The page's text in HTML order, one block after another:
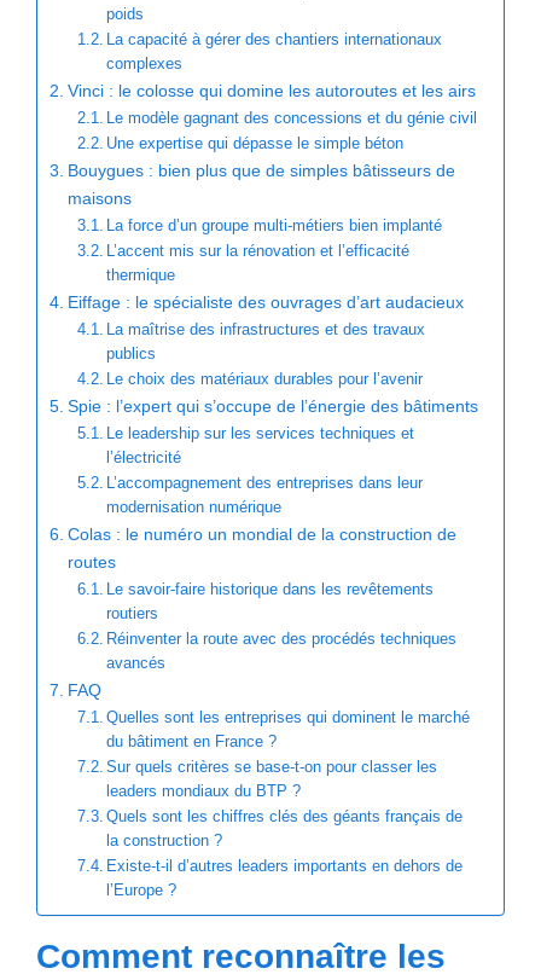
poids
La capacité à gérer des chantiers internationaux
complexes
Vinci : le colosse qui domine les autoroutes et les airs
Le modèle gagnant des concessions et du génie civil
Une expertise qui dépasse le simple béton
Bouygues : bien plus que de simples bâtisseurs de
maisons
La force d’un groupe multi-métiers bien implanté
L’accent mis sur la rénovation et l’efficacité
thermique
Eiffage : le spécialiste des ouvrages d’art audacieux
La maîtrise des infrastructures et des travaux
publics
Le choix des matériaux durables pour l’avenir
Spie : l’expert qui s’occupe de l’énergie des bâtiments
Le leadership sur les services techniques et
l’électricité
L’accompagnement des entreprises dans leur
modernisation numérique
Colas : le numéro un mondial de la construction de
routes
Le savoir-faire historique dans les revêtements
routiers
Réinventer la route avec des procédés techniques
avancés
FAQ
Quelles sont les entreprises qui dominent le marché
du bâtiment en France ?
Sur quels critères se base-t-on pour classer les
leaders mondiaux du BTP ?
Quels sont les chiffres clés des géants français de
la construction ?
Existe-t-il d’autres leaders importants en dehors de
l’Europe ?
Comment reconnaître les